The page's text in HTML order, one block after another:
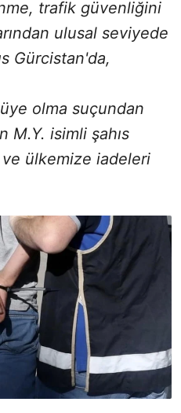
trafik güvenliğini
ulusal seviyede
Gürcistan'da,
olma suçundan
M.Y. isimli şahıs
ülkemize iadeleri